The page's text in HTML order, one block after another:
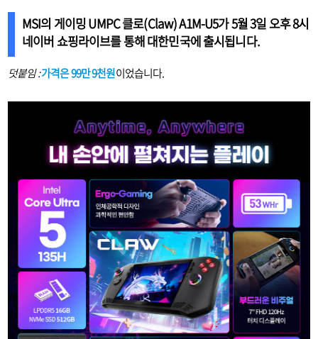
MSI의 게이밍 UMPC클로(Claw) A1M-U5가 5월 3일 오후 8시
네이버 쇼핑라이브를 통해 대한민국에 출시됩니다.
덧붙임 :가격은 99만 9천원이었습니다.